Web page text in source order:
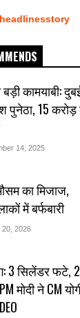
headlinesstory
कामयाबी:
पुनेठा, 15 करोड़
14, 2025
का मिजाज,
में बर्फबारी
20, 2026
3 सिलेंडर फटे,
मोदी ने CM